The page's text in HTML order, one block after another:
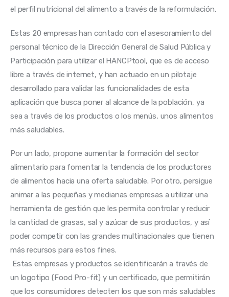
el perfil nutricional del alimento a través de la reformulación.
Estas 20 empresas han contado con el asesoramiento del
personal técnico de la Dirección General de Salud Pública y
Participación para utilizar el HANCPtool, que es de acceso
libre a través de internet, y han actuado en un pilotaje
desarrollado para validar las funcionalidades de esta
aplicación que busca poner al alcance de la población, ya
sea a través de los productos o los menús, unos alimentos
más saludables.
Por un lado, propone aumentar la formación del sector
alimentario para fomentar la tendencia de los productores
de alimentos hacia una oferta saludable. Por otro, persigue
animar a las pequeñas y medianas empresas a utilizar una
herramienta de gestión que les permita controlar y reducir
la cantidad de grasas, sal y azúcar de sus productos, y así
poder competir con las grandes multinacionales que tienen
más recursos para estos fines.
un logotipo (Food Pro-fit) y un certificado, que permitirán
que los consumidores detecten los que son más saludables